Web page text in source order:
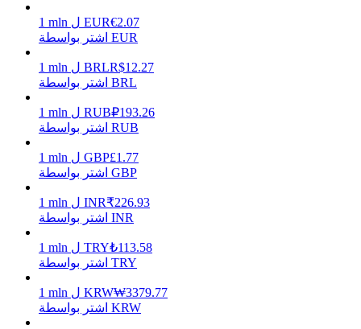
يكسب
خنزير الطاقة
احصل على مكافآت تنافسية يوميًا
1 mln ل EUR€2.07
اشتر بواسطة EUR
1 mln ل BRLR$12.27
اشتر بواسطة BRL
1 mln ل RUB₽193.26
اشتر بواسطة RUB
1 mln ل GBP£1.77
اشتر بواسطة GBP
1 mln ل INR₹226.93
اشتر بواسطة INR
1 mln ل TRY₺113.58
اشتر بواسطة TRY
1 mln ل KRW₩3379.77
اشتر بواسطة KRW